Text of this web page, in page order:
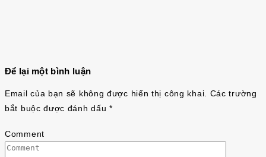
Để lại một bình luận
Email của bạn sẽ không được hiển thị công khai.
Các trường
bắt buộc được đánh dấu*
Comment